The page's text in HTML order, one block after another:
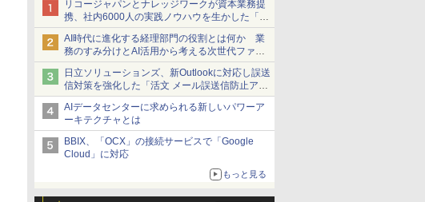
リコージャパンとナレッジワークが資本業務提
携、社内6000人の実践ノウハウを生かした「AI
商談記録 for RICOH」を展開へ
AI時代に進化する経理部門の役割とは何か 業
務のすみ分けとAI活用から考える次世代ファイ
ナンス戦略
日立ソリューションズ、新Outlookに対応し誤送
信対策を強化した「活文 メール誤送信防止アド
インサービス」を提供
AIデータセンターに求められる新しいパワーア
ーキテクチャとは
BBIX、「OCX」の接続サービスで「Google
Cloud」に対応
もっと見る